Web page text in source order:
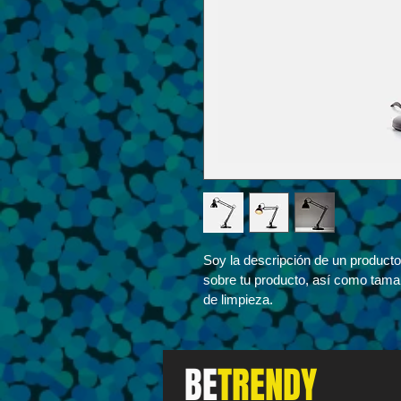
Soy la descripción de un
sobre tu producto, así como
de limpieza.
BETRENDY